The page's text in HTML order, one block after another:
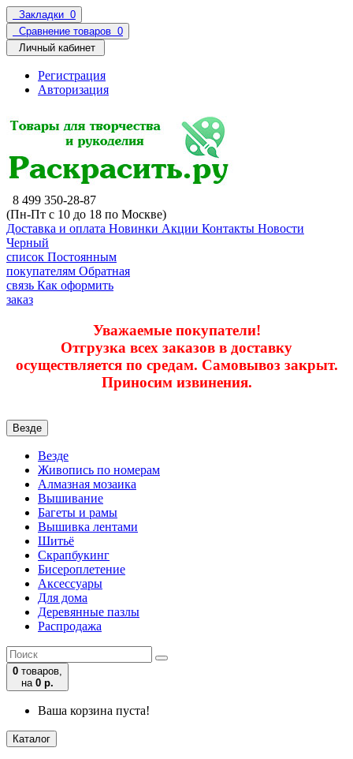
Закладки 0
Сравнение товаров 0
Личный кабинет
Регистрация
Авторизация
8 499 350-28-87
(Пн-Пт с 10 до 18 по Москве)
Доставка и оплата Новинки Акции Контакты Новости
Черный
список Постоянным
покупателям Обратная
связь Как оформить
заказ
Уважаемые покупатели!
Отгрузка всех заказов в доставку
осуществляется по средам. Самовывоз закрыт.
Приносим извинения.
Везде
Везде
Живопись по номерам
Алмазная мозаика
Вышивание
Багеты и рамы
Вышивка лентами
Шитьё
Скрапбукинг
Бисероплетение
Аксессуары
Для дома
Деревянные пазлы
Распродажа
0 товаров,
на 0 р.
Ваша корзина пуста!
Каталог